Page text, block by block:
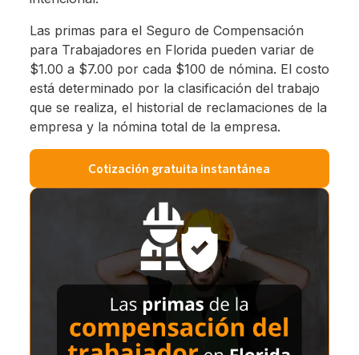
Las primas para el Seguro de Compensación
para Trabajadores en Florida pueden variar de
$1.00 a $7.00 por cada $100 de nómina. El costo
está determinado por la clasificación del trabajo
que se realiza, el historial de reclamaciones de la
empresa y la nómina total de la empresa.
Cotización gratuita instantánea